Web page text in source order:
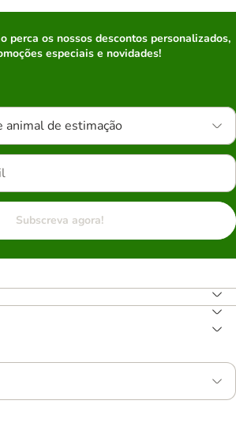
perca os nossos descontos personalizados,
especiais e novidades!
animal de estimação
Subscreva agora!